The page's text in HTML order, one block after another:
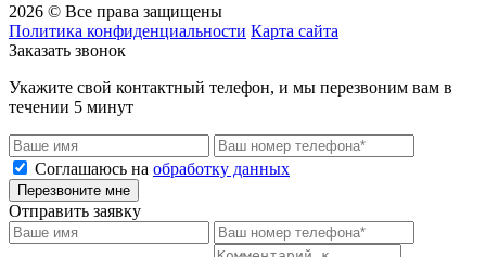
2026 © Все права защищены
Политика конфиденциальности Карта сайта
Заказать звонок
Укажите свой контактный телефон, и мы перезвоним вам в
течении 5 минут
Соглашаюсь на обработку данных
Перезвоните мне
Отправить заявку